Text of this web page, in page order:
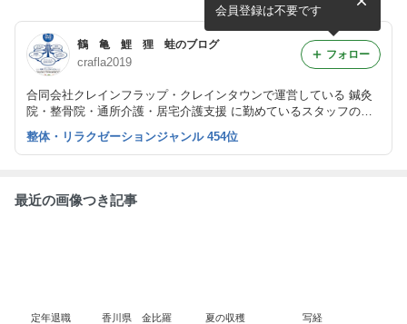
鶴 亀 鯉 狸 蛙のブログ
crafla2019
合同会社クレインフラップ・クレインタウンで運営している 鍼灸
院・整骨院・通所介護・居宅介護支援 に勤めているスタッフのブ
会員登録は不要です
フォロー
整体・リラクゼーションジャンル 454位
最近の画像つき記事
定年退職
香川県 金比羅
夏の収穫 写経